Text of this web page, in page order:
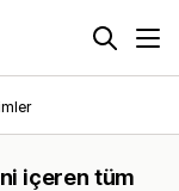
içeren tüm